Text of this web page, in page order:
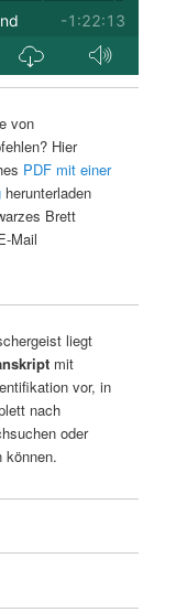
von
Hier
PDF mit einer
herunterladen
Brett
Mail
liegt
mit
vor, in
nach
oder
können.